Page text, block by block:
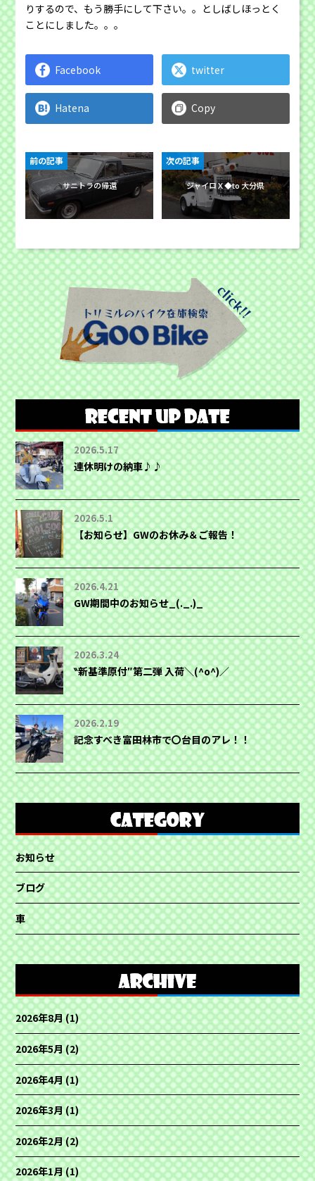
りするので、もう勝手にして下さい。。としばしほっとく
ことにしました。。。
Facebook twitter
Hatena Copy
サニトラの帰還
前の記事
ジャイロＸ◆to 大分県
次の記事
2026.5.17
連休明けの納車♪♪
2026.5.1
【お知らせ】GWのお休み＆ご報告！
2026.4.21
GW期間中のお知らせ_(._.)_
2026.3.24
‶新基準原付″第二弾 入荷＼(^o^)／
2026.2.19
記念すべき富田林市で〇台目のアレ！！
お知らせ
ブログ
車
2026年8月(1)
2026年5月(2)
2026年4月(1)
2026年3月(1)
2026年2月(2)
2026年1月(1)